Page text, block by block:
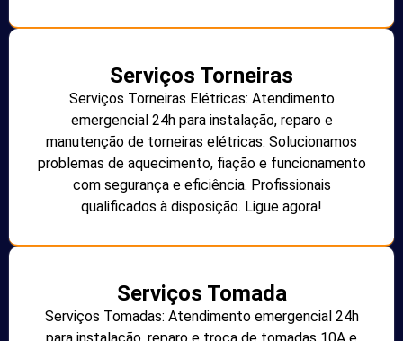
Serviços Torneiras
Serviços Torneiras Elétricas: Atendimento
emergencial 24h para instalação, reparo e
manutenção de torneiras elétricas. Solucionamos
problemas de aquecimento, fiação e funcionamento
com segurança e eficiência. Profissionais
qualificados à disposição. Ligue agora!
Serviços Tomada
Serviços Tomadas: Atendimento emergencial 24h